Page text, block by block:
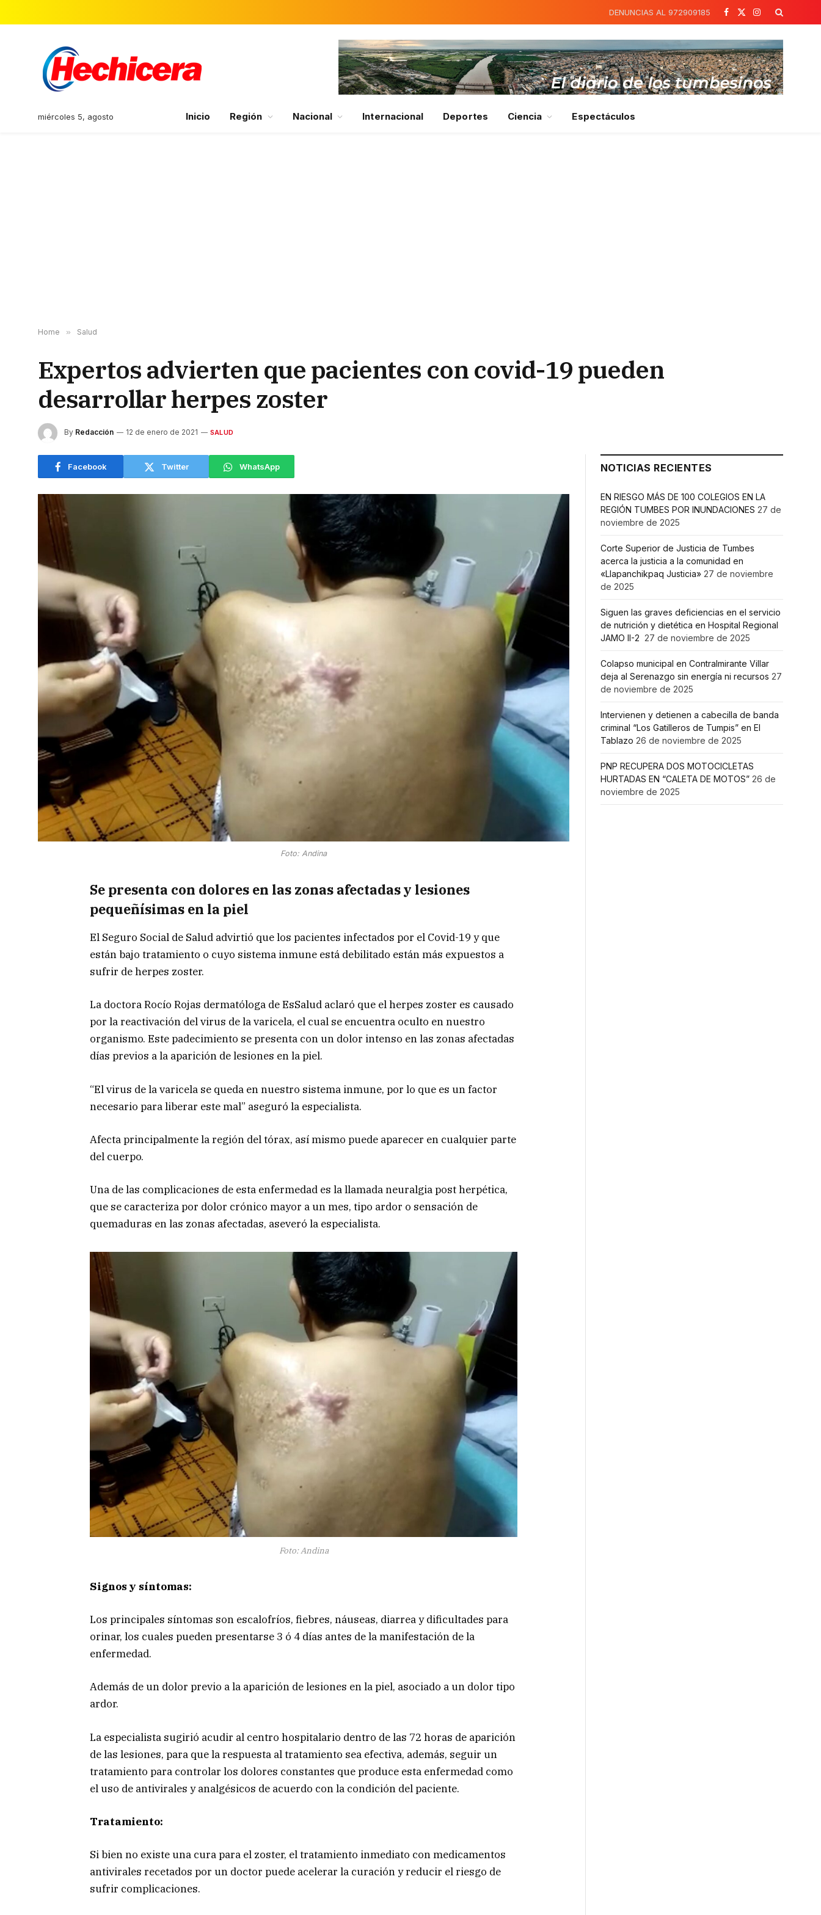
DENUNCIAS AL 972909185
Facebook
X
Instagram
miércoles 5, agosto Inicio Región Nacional Internacional Deportes Ciencia Espectáculos
Home » Salud
Expertos advierten que pacientes con covid-19 pueden
desarrollar herpes zoster
By Redacción 12 de enero de 2021 SALUD
Facebook Twitter WhatsApp
Foto: Andina
Se presenta con dolores en las zonas afectadas y lesiones
pequeñísimas en la piel
El Seguro Social de Salud advirtió que los pacientes infectados por el Covid-19 y que
están bajo tratamiento o cuyo sistema inmune está debilitado están más expuestos a
sufrir de herpes zoster.
La doctora Rocío Rojas dermatóloga de EsSalud aclaró que el herpes zoster es causado
por la reactivación del virus de la varicela, el cual se encuentra oculto en nuestro
organismo. Este padecimiento se presenta con un dolor intenso en las zonas afectadas
días previos a la aparición de lesiones en la piel.
“El virus de la varicela se queda en nuestro sistema inmune, por lo que es un factor
necesario para liberar este mal” aseguró la especialista.
Afecta principalmente la región del tórax, así mismo puede aparecer en cualquier parte
del cuerpo.
Una de las complicaciones de esta enfermedad es la llamada neuralgia post herpética,
que se caracteriza por dolor crónico mayor a un mes, tipo ardor o sensación de
quemaduras en las zonas afectadas, aseveró la especialista.
Foto: Andina
Signos y síntomas:
Los principales síntomas son escalofríos, fiebres, náuseas, diarrea y dificultades para
orinar, los cuales pueden presentarse 3 ó 4 días antes de la manifestación de la
enfermedad.
Además de un dolor previo a la aparición de lesiones en la piel, asociado a un dolor tipo
ardor.
La especialista sugirió acudir al centro hospitalario dentro de las 72 horas de aparición
de las lesiones, para que la respuesta al tratamiento sea efectiva, además, seguir un
tratamiento para controlar los dolores constantes que produce esta enfermedad como
el uso de antivirales y analgésicos de acuerdo con la condición del paciente.
Tratamiento:
Si bien no existe una cura para el zoster, el tratamiento inmediato con medicamentos
antivirales recetados por un doctor puede acelerar la curación y reducir el riesgo de
sufrir complicaciones.
NOTICIAS RECIENTES
EN RIESGO MÁS DE 100 COLEGIOS EN LA
REGIÓN TUMBES POR INUNDACIONES 27 de
noviembre de 2025
Corte Superior de Justicia de Tumbes
acerca la justicia a la comunidad en
«Llapanchikpaq Justicia» 27 de noviembre
de 2025
Siguen las graves deficiencias en el servicio
de nutrición y dietética en Hospital Regional
JAMO II-2 27 de noviembre de 2025
Colapso municipal en Contralmirante Villar
deja al Serenazgo sin energía ni recursos 27
de noviembre de 2025
Intervienen y detienen a cabecilla de banda
criminal “Los Gatilleros de Tumpis” en El
Tablazo 26 de noviembre de 2025
PNP RECUPERA DOS MOTOCICLETAS
HURTADAS EN “CALETA DE MOTOS” 26 de
noviembre de 2025